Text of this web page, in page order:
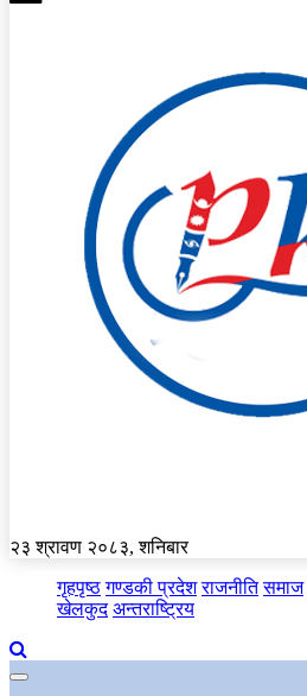
२३ श्रावण २०८३, शनिबार
गृहपृष्ठ गण्डकी प्रदेश राजनीति समाज
खेलकुद अन्तराष्ट्रिय